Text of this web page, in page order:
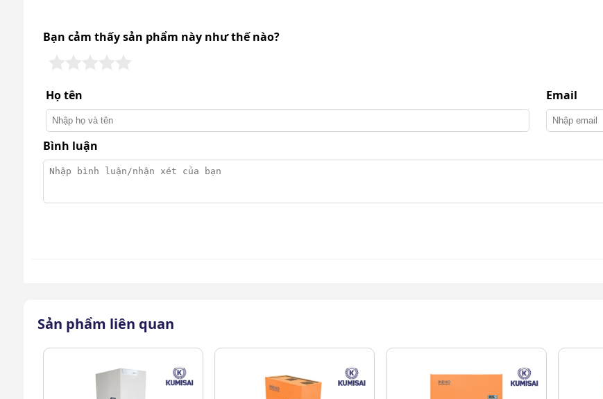
Bạn cảm thấy sản phẩm này như thế nào?
Họ tên Email
Bình luận
Sản phẩm liên quan